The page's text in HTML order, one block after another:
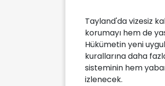
Tayland'da vizesiz
korumayı hem de
Hükümetin yeni
kurallarına daha
sisteminin hem
izlenecek.